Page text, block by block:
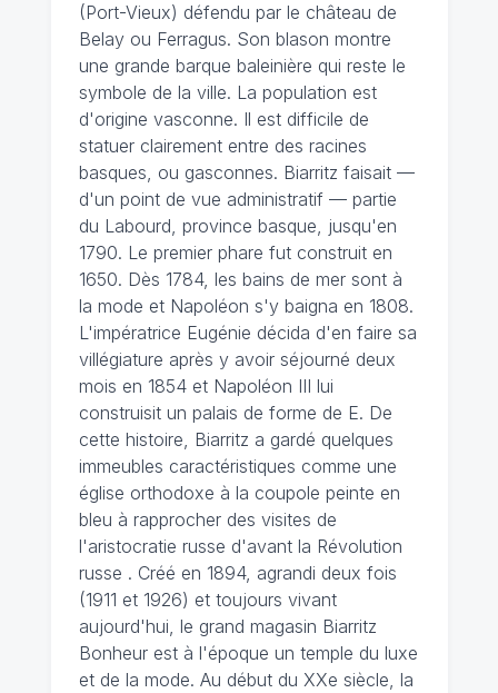
(Port-Vieux) défendu par le château de
Belay ou Ferragus. Son blason montre
une grande barque baleinière qui reste le
symbole de la ville. La population est
d'origine vasconne. Il est difficile de
statuer clairement entre des racines
basques, ou gasconnes. Biarritz faisait —
d'un point de vue administratif — partie
du Labourd, province basque, jusqu'en
1790. Le premier phare fut construit en
1650. Dès 1784, les bains de mer sont à
la mode et Napoléon s'y baigna en 1808.
L'impératrice Eugénie décida d'en faire sa
villégiature après y avoir séjourné deux
mois en 1854 et Napoléon III lui
construisit un palais de forme de E. De
cette histoire, Biarritz a gardé quelques
immeubles caractéristiques comme une
église orthodoxe à la coupole peinte en
bleu à rapprocher des visites de
l'aristocratie russe d'avant la Révolution
russe . Créé en 1894, agrandi deux fois
(1911 et 1926) et toujours vivant
aujourd'hui, le grand magasin Biarritz
Bonheur est à l'époque un temple du luxe
et de la mode. Au début du XXe siècle, la